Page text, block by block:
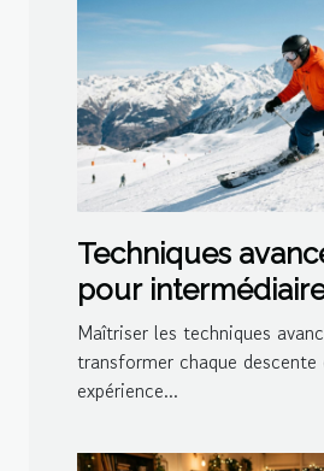
Techniques
pour
experts
Maîtriser les techniques
transformer chaque descente
expérience...